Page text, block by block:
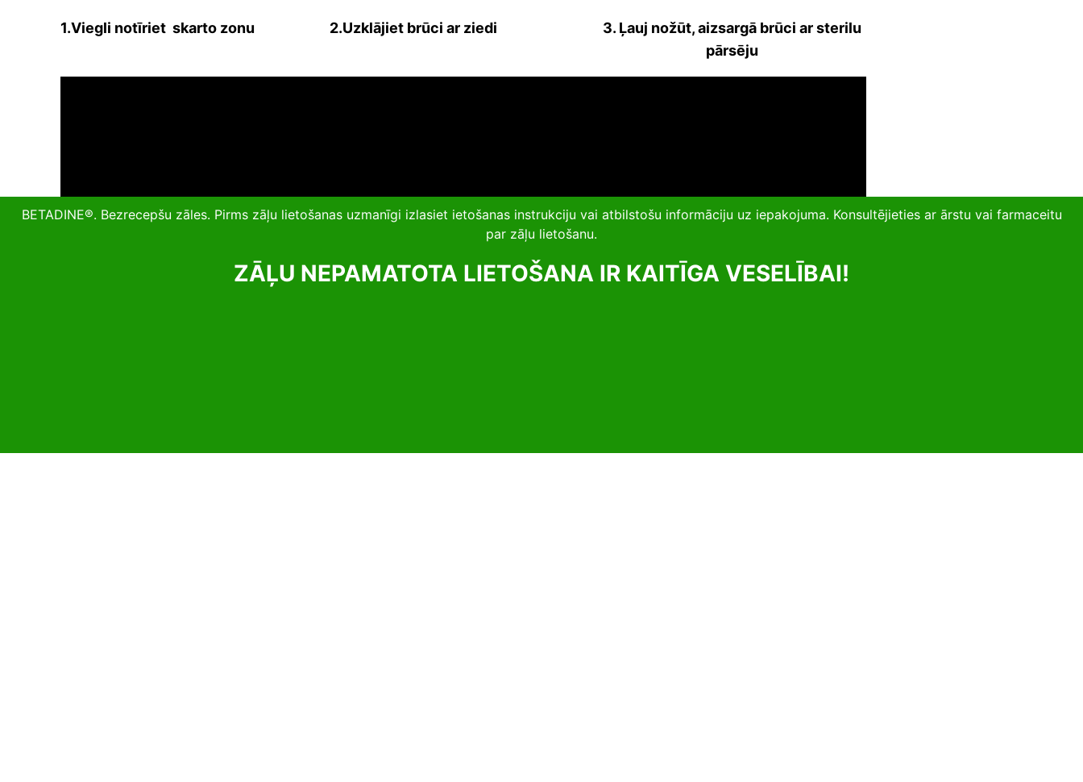
1.Viegli notīriet skarto zonu 2.Uzklājiet brūci ar ziedi
3. Ļauj nožūt, aizsargā brūci ar sterilu
pārsēju
BETADINE®. Bezrecepšu zāles. Pirms zāļu lietošanas uzmanīgi izlasiet ietošanas instrukciju vai atbilstošu informāciju uz iepakojuma. Konsultējieties ar ārstu vai farmaceitu
par zāļu lietošanu.
ZĀĻU NEPAMATOTA LIETOŠANA IR KAITĪGA VESELĪBAI!